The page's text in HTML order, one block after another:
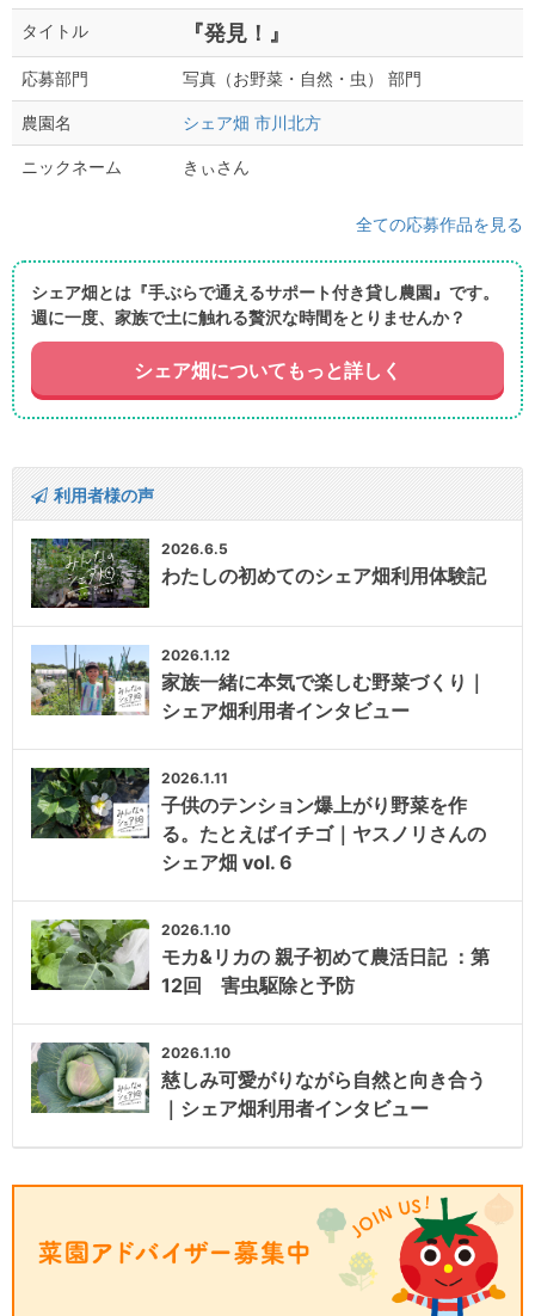
タイトル 『発見！』
応募部門 写真（お野菜・自然・虫） 部門
農園名 シェア畑 市川北方
ニックネーム きぃさん
全ての応募作品を見る
シェア畑とは『手ぶらで通えるサポート付き貸し農園』です。
週に一度、家族で土に触れる贅沢な時間をとりませんか？
シェア畑についてもっと詳しく
利用者様の声
2026.6.5
わたしの初めてのシェア畑利用体験記
2026.1.12
家族一緒に本気で楽しむ野菜づくり｜
シェア畑利用者インタビュー
2026.1.11
子供のテンション爆上がり野菜を作
る。たとえばイチゴ｜ヤスノリさんの
シェア畑 vol. 6
2026.1.10
モカ&リカの 親子初めて農活日記 ：第
12回 害虫駆除と予防
2026.1.10
慈しみ可愛がりながら自然と向き合う
｜シェア畑利用者インタビュー